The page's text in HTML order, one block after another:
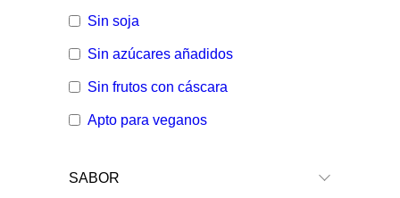
Sin soja
Sin azúcares añadidos
Sin frutos con cáscara
Apto para veganos
SABOR